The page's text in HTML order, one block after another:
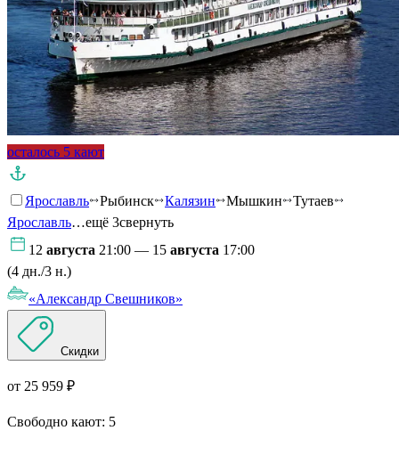
осталось 5 кают
Ярославль Рыбинск Калязин Мышкин
Тутаев
Ярославль…ещё 3свернуть
12 августа 21:00 — 15 августа 17:00
(4 дн./3 н.)
«Александр Свешников»
Скидки
от 25 959 ₽
Свободно кают: 5